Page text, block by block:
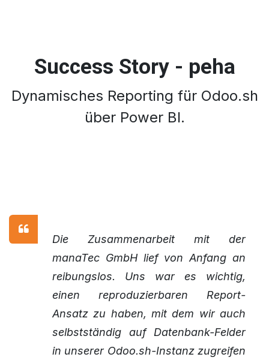
Success Story - peha
Dynamisches Reporting für Odoo.sh
über Power BI.
Die Zusammenarbeit mit der
manaTec GmbH lief von Anfang an
reibungslos. Uns war es wichtig,
einen reproduzierbaren Report-
Ansatz zu haben, mit dem wir auch
selbstständig auf Datenbank-Felder
in unserer Odoo.sh-Instanz zugreifen